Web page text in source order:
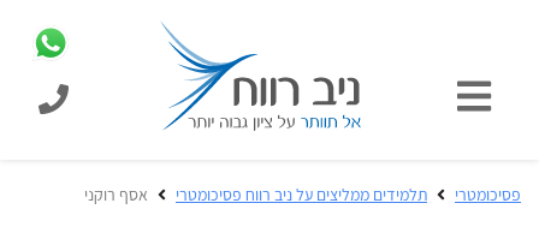
כניסת
תלמידים
המוצרים
פסיכומטרי תלמידים ממליצים על ניב רווח פסיכומטרי אסף רוקני